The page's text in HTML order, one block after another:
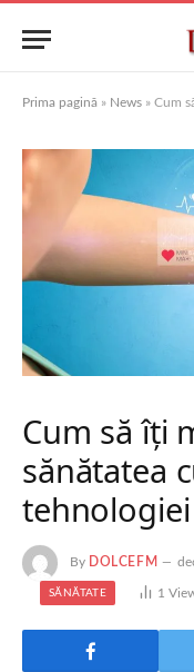
Prima pagină » News » Cum
Cum să îți
sănătatea
tehnologiei
By DOLCEFM
SĂNĂTATE 1